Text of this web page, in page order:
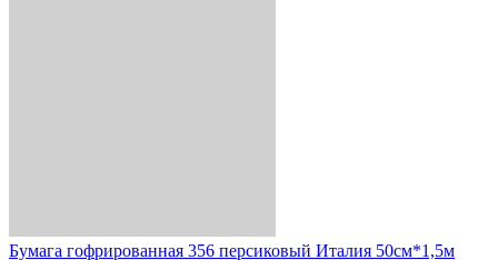
Бумага гофрированная 356 персиковый Италия 50см*1,5м